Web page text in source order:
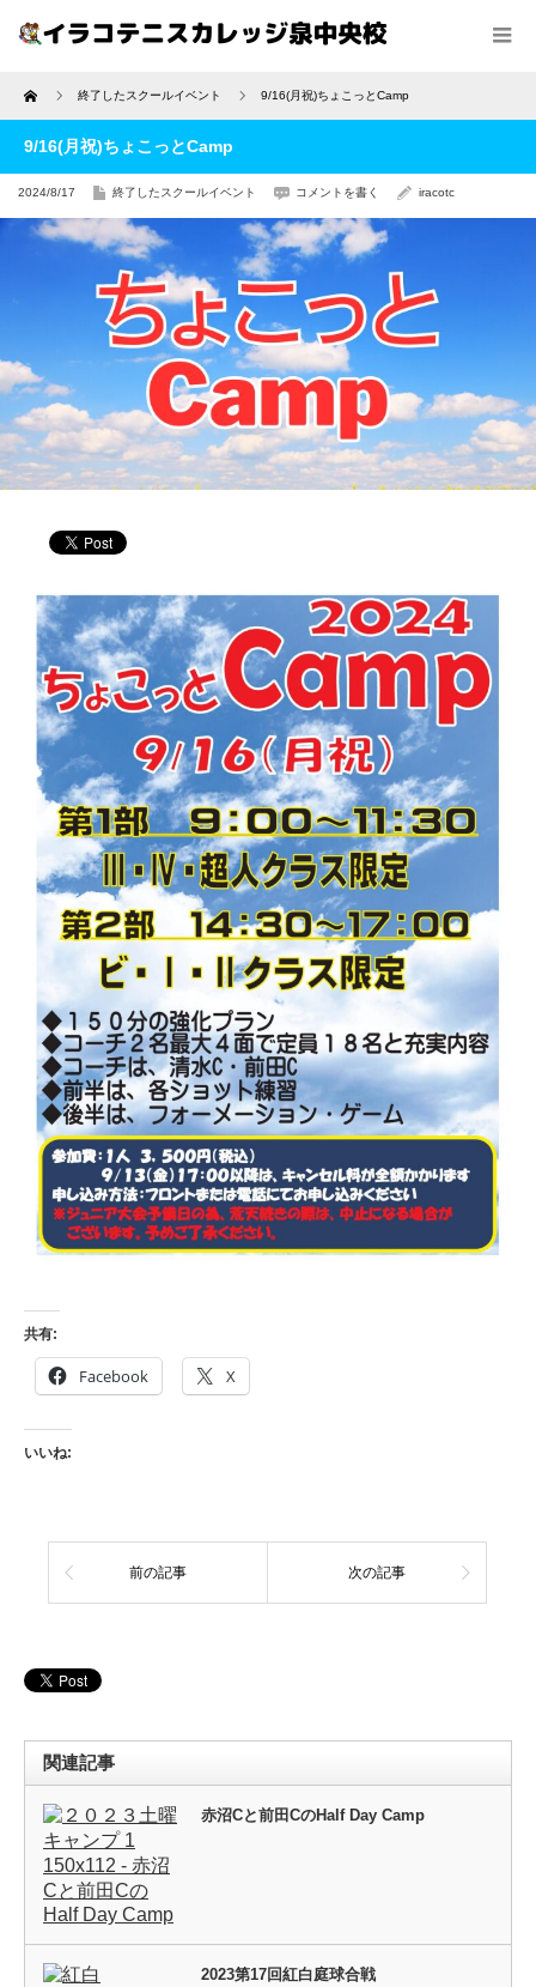
Home 終了したスクールイベント 9/16(月祝)ちょこっとCamp
9/16(月祝)ちょこっとCamp
2024/8/17 終了したスクールイベント コメントを書く iracotc
共有:
Facebook X
いいね:
前の記事 次の記事
関連記事
赤沼Cと前田CのHalf Day Camp
2023第17回紅白庭球合戦